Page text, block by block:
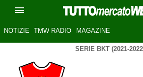
NOTIZIE TMW RADIO MAGAZINE
SERIE BKT (2021-